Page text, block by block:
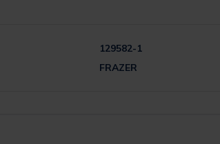
129582-1
FRAZER